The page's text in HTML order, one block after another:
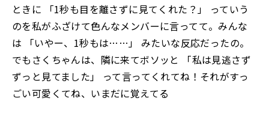
ときに 「1秒も目を離さずに見てくれた？」 っていう
のを私がふざけて色んなメンバーに言ってて。みんな
は 「いやー、1秒もは……」 みたいな反応だったの。
でもさくちゃんは、隣に来てボソッと 「私は見逃さず
ずっと見てました」 って言ってくれてね！それがすっ
ごい可愛くてね、いまだに覚えてる